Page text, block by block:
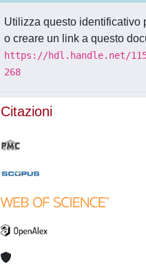
Utilizza questo identificativo
o creare un link a questo
https://hdl.handle.net/
268
Citazioni